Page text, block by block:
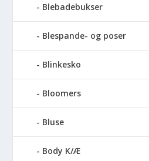
Blebadebukser
Blespande- og poser
Blinkesko
Bloomers
Bluse
Body K/Æ